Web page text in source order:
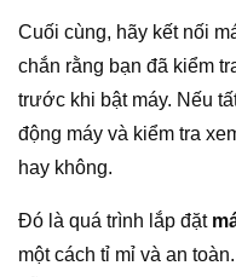
Cuối cùng, hãy kết nối
chắn rằng bạn đã kiểm
trước khi bật máy. Nếu
động máy và kiểm tra
hay không.
Đó là quá trình lắp đặt
một cách tỉ mỉ và an